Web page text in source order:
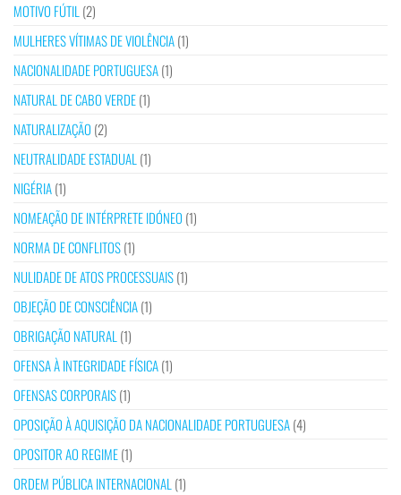
MOTIVO FÚTIL(2)
MULHERES VÍTIMAS DE VIOLÊNCIA(1)
NACIONALIDADE PORTUGUESA(1)
NATURAL DE CABO VERDE(1)
NATURALIZAÇÃO (2)
NEUTRALIDADE ESTADUAL(1)
NIGÉRIA(1)
NOMEAÇÃO DE INTÉRPRETE IDÓNEO (1)
NORMA DE CONFLITOS(1)
NULIDADE DE ATOS PROCESSUAIS(1)
OBJEÇÃO DE CONSCIÊNCIA(1)
OBRIGAÇÃO NATURAL(1)
OFENSA À INTEGRIDADE FÍSICA(1)
OFENSAS CORPORAIS(1)
OPOSIÇÃO À AQUISIÇÃO DA NACIONALIDADE PORTUGUESA(4)
OPOSITOR AO REGIME(1)
ORDEM PÚBLICA INTERNACIONAL(1)